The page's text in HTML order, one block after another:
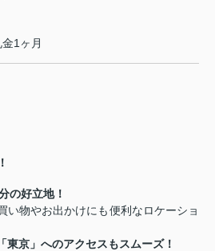
1ヶ月
の好立地！
い物やお出かけにも便利なロケーショ
東京」へのアクセスもスムーズ！